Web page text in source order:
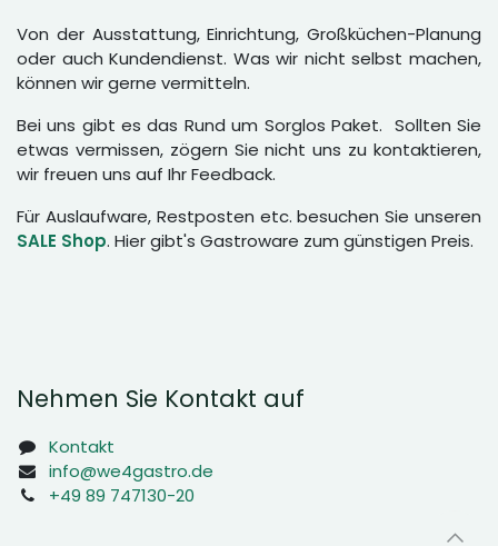
Von der Ausstattung, Einrichtung, Großküchen-Planung
oder auch Kundendienst. Was wir nicht selbst machen,
können wir gerne vermitteln.
Bei uns gibt es das Rund um Sorglos Paket. Sollten Sie
etwas vermissen, zögern Sie nicht uns zu kontaktieren,
wir freuen uns auf Ihr Feedback.
Für Auslaufware, Restposten etc. besuchen Sie unseren
SALE Shop. Hier gibt's Gastroware zum günstigen Preis.
Nehmen Sie Kontakt auf
Kontakt
info@we4gastro.de
+49 89 747130-20